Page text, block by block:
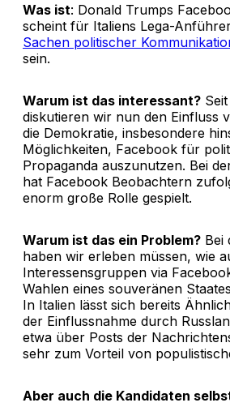
Was ist: Donald Trumps
scheint für Italiens Lega-
Sachen politischer
sein.
Warum ist das interessant?
diskutieren wir nun den Einfluss
die Demokratie, insbesondere
Möglichkeiten, Facebook für
Propaganda auszunutzen. Bei
hat Facebook Beobachtern
enorm große Rolle gespielt.
Warum ist das ein Problem? Bei
haben wir erleben müssen, wie
Interessensgruppen via
Wahlen eines souveränen
In Italien lässt sich bereits
der Einflussnahme durch
etwa über Posts der
sehr zum Vorteil von
Aber auch die Kandidaten